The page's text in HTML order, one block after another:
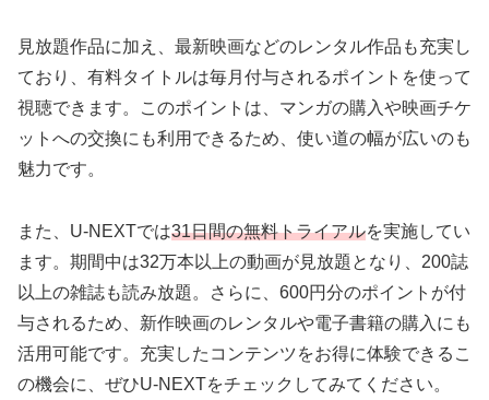
見放題作品に加え、最新映画などのレンタル作品も充実し
ており、有料タイトルは毎月付与されるポイントを使って
視聴できます。このポイントは、マンガの購入や映画チケ
ットへの交換にも利用できるため、使い道の幅が広いのも
魅力です。
また、U-NEXTでは31日間の無料トライアルを実施してい
ます。期間中は32万本以上の動画が見放題となり、200誌
以上の雑誌も読み放題。さらに、600円分のポイントが付
与されるため、新作映画のレンタルや電子書籍の購入にも
活用可能です。充実したコンテンツをお得に体験できるこ
の機会に、ぜひU-NEXTをチェックしてみてください。